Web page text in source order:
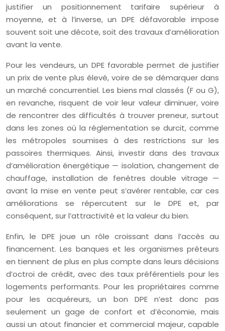
justifier un positionnement tarifaire supérieur à
moyenne, et à l’inverse, un DPE défavorable impose
souvent soit une décote, soit des travaux d’amélioration
avant la vente.
Pour les vendeurs, un DPE favorable permet de justifier
un prix de vente plus élevé, voire de se démarquer dans
un marché concurrentiel. Les biens mal classés (F ou G),
en revanche, risquent de voir leur valeur diminuer, voire
de rencontrer des difficultés à trouver preneur, surtout
dans les zones où la réglementation se durcit, comme
les métropoles soumises à des restrictions sur les
passoires thermiques. Ainsi, investir dans des travaux
d’amélioration énergétique — isolation, changement de
chauffage, installation de fenêtres double vitrage —
avant la mise en vente peut s’avérer rentable, car ces
améliorations se répercutent sur le DPE et, par
conséquent, sur l’attractivité et la valeur du bien.
Enfin, le DPE joue un rôle croissant dans l’accès au
financement. Les banques et les organismes prêteurs
en tiennent de plus en plus compte dans leurs décisions
d’octroi de crédit, avec des taux préférentiels pour les
logements performants. Pour les propriétaires comme
pour les acquéreurs, un bon DPE n’est donc pas
seulement un gage de confort et d’économie, mais
aussi un atout financier et commercial majeur, capable